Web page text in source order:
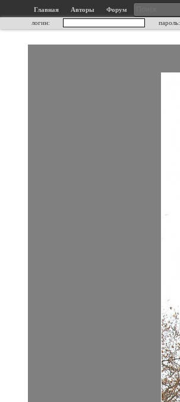
Главная Авторы
Форум
логин:
пароль: